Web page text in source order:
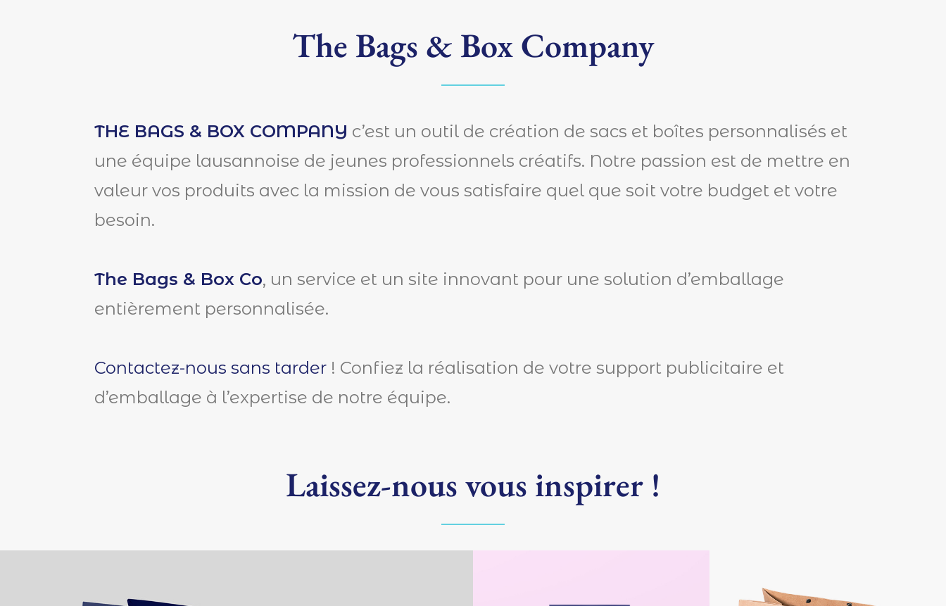
The Bags & Box Company
THE BAGS & BOX COMPANY c’est un outil de création de sacs et boîtes personnalisés et
une équipe lausannoise de jeunes professionnels créatifs. Notre passion est de mettre en
valeur vos produits avec la mission de vous satisfaire quel que soit votre budget et votre
besoin.
The Bags & Box Co, un service et un site innovant pour une solution d’emballage
entièrement personnalisée.
Contactez-nous sans tarder ! Confiez la réalisation de votre support publicitaire et
d’emballage à l’expertise de notre équipe.
Laissez-nous vous inspirer !